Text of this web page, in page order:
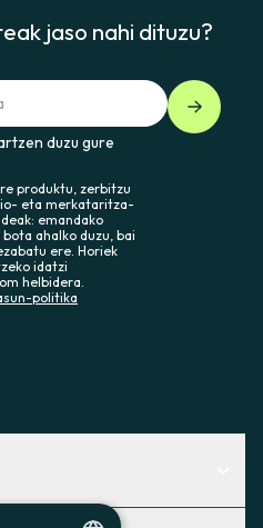
jaso nahi dituzu?
duzu gure
produktu, zerbitzu
eta merkataritza-
emandako
ahalko duzu, bai
ere. Horiek
idatzi
helbidera.
politika